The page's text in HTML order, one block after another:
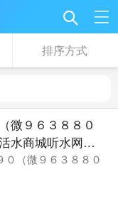
排序方式
微９６３８８０
水商城听水网店
０（微９６３８８０